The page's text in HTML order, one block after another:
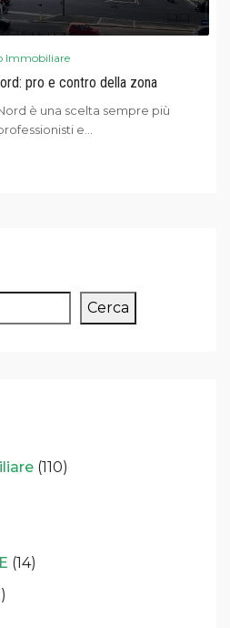
Immobiliare
pro e contro della zona
è una scelta sempre più
e...
Cerca
(110)
(14)